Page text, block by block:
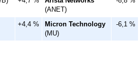
(ANET)
+4,4 %
Micron Technology
(MU)
-6,1 %